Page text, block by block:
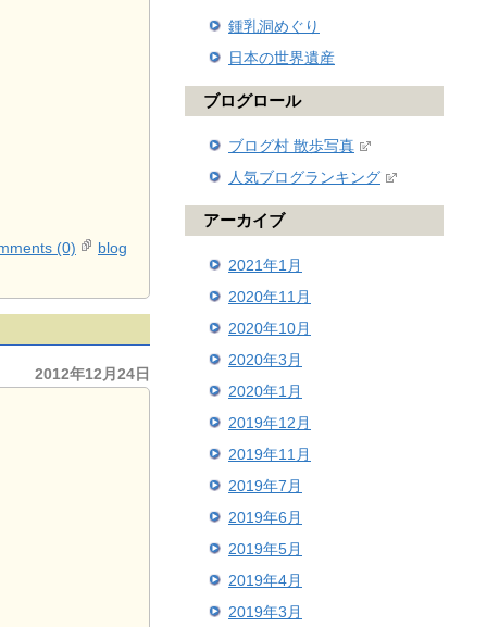
(0) blog
2012年12月24日
鍾乳洞めぐり
日本の世界遺産
ブログロール
ブログ村 散歩写真
人気ブログランキング
アーカイブ
2021年1月
2020年11月
2020年10月
2020年3月
2020年1月
2019年12月
2019年11月
2019年7月
2019年6月
2019年5月
2019年4月
2019年3月